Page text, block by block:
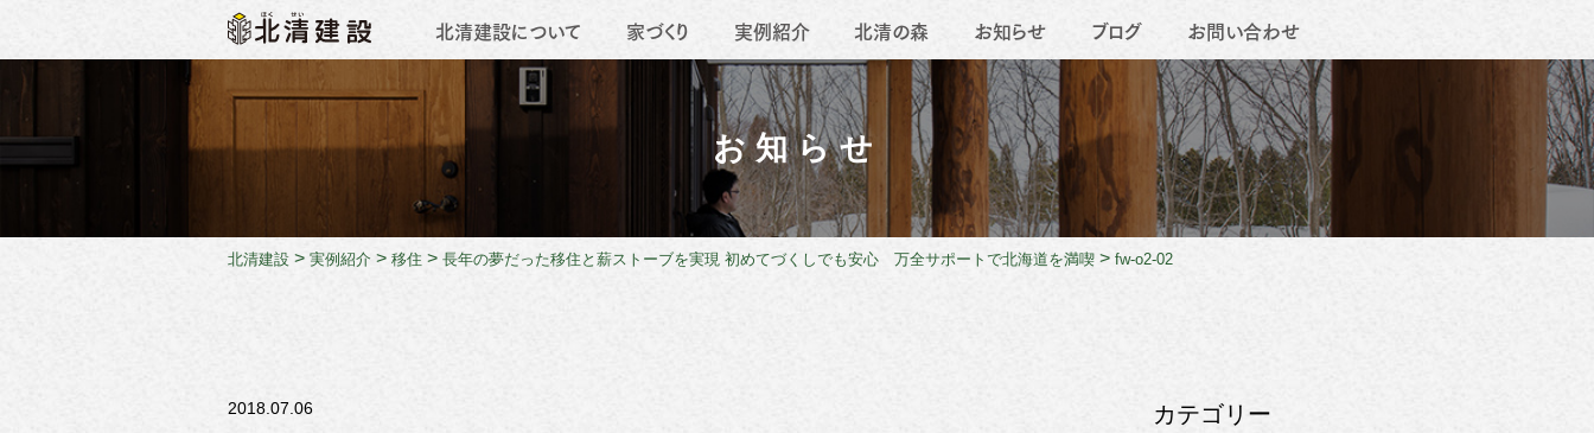
北清建設について
会社概要 職人たち
家づくり 実例紹介
薪ストーブ 移住 リフォーム
北清の森 お知らせ ブログ お問い合わせ
お知らせ
北清建設 > 実例紹介 > 移住 > 長年の夢だった移住と薪ストーブを実現 初めてづくしでも安心 万全サポートで北海道を満喫 > fw-o2-02
2018.07.06 カテゴリー